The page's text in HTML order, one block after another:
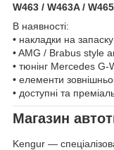
W463 / W463A / W465
В наявності:
• накладки на
• AMG / Brabus style
• тюнінг Mercedes G-
• елементи
• доступні та
Магазин
Kengur —